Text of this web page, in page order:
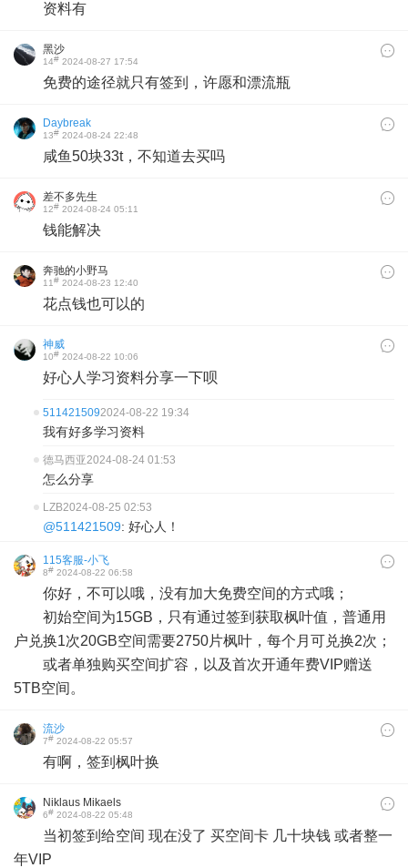
资料有
黑沙
14# 2024-08-27 17:54
免费的途径就只有签到，许愿和漂流瓶
Daybreak
13# 2024-08-24 22:48
咸鱼50块33t，不知道去买吗
差不多先生
12# 2024-08-24 05:11
钱能解决
奔驰的小野马
11# 2024-08-23 12:40
花点钱也可以的
神威
10# 2024-08-22 10:06
好心人学习资料分享一下呗
5114215092024-08-22 19:34
我有好多学习资料
德马西亚2024-08-24 01:53
怎么分享
LZB2024-08-25 02:53
@511421509: 好心人！
115客服-小飞
8# 2024-08-22 06:58
你好，不可以哦，没有加大免费空间的方式哦；
初始空间为15GB，只有通过签到获取枫叶值，普通用
户兑换1次20GB空间需要2750片枫叶，每个月可兑换2次；
或者单独购买空间扩容，以及首次开通年费VIP赠送
5TB空间。
流沙
7# 2024-08-22 05:57
有啊，签到枫叶换
Niklaus Mikaels
6# 2024-08-22 05:48
当初签到给空间 现在没了 买空间卡 几十块钱 或者整一
年VIP